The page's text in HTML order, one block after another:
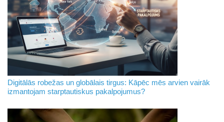
Digitālās robežas un globālais tirgus: Kāpēc mēs arvien vairāk
izmantojam starptautiskus pakalpojumus?